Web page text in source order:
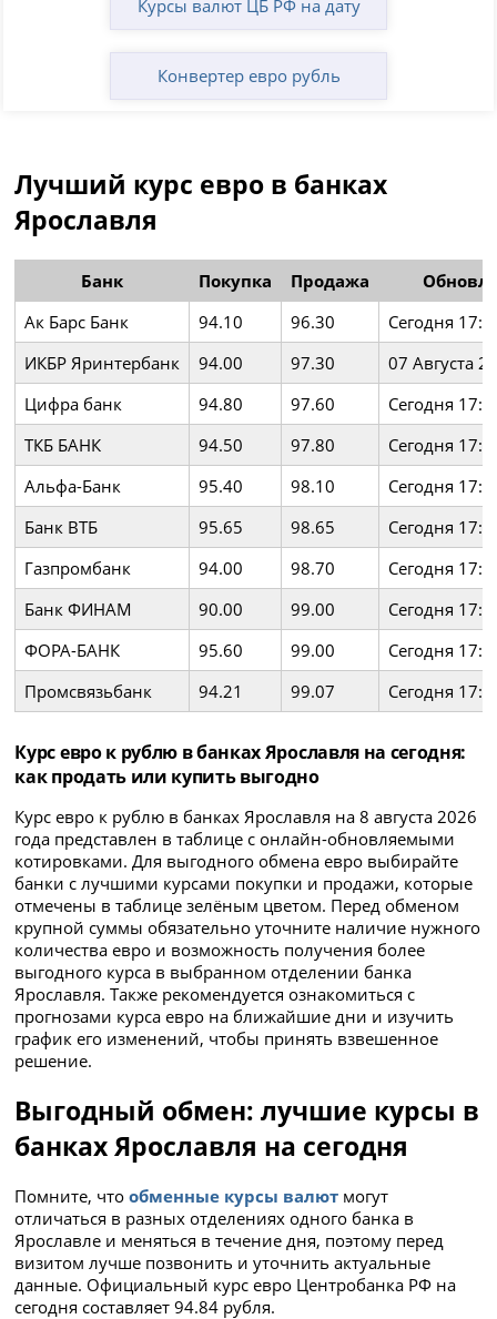
Курсы валют ЦБ РФ на дату
Конвертер евро рубль
Лучший курс евро в банках
Ярославля
Банк Покупка Продажа
Ак Барс Банк
94.10 96.30
Сегодня
ИКБР Яринтербанк
94.00 97.30
07 Августа
Цифра банк
94.80 97.60
Сегодня
ТКБ БАНК
94.50 97.80
Сегодня
Альфа-Банк
95.40 98.10
Сегодня
Банк ВТБ
95.65 98.65
Сегодня
Газпромбанк
94.00 98.70
Сегодня
Банк ФИНАМ
90.00 99.00
Сегодня
ФОРА-БАНК
95.60 99.00
Сегодня
Промсвязьбанк
94.21 99.07 Сегодня
Курс евро к рублю в банках Ярославля на сегодня:
как продать или купить выгодно
Курс евро к рублю в банках Ярославля на 8 августа 2026
года представлен в таблице с онлайн-обновляемыми
котировками. Для выгодного обмена евро выбирайте
банки с лучшими курсами покупки и продажи, которые
отмечены в таблице зелёным цветом. Перед обменом
крупной суммы обязательно уточните наличие нужного
количества евро и возможность получения более
выгодного курса в выбранном отделении банка
Ярославля. Также рекомендуется ознакомиться с
прогнозами курса евро на ближайшие дни и изучить
график его изменений, чтобы принять взвешенное
решение.
Выгодный обмен: лучшие курсы в
банках Ярославля на сегодня
Помните, чтообменные курсы валют могут
отличаться в разных отделениях одного банка в
Ярославле и меняться в течение дня, поэтому перед
визитом лучше позвонить и уточнить актуальные
данные. Официальный курс евро Центробанка РФ на
сегодня составляет 94.84 рубля.